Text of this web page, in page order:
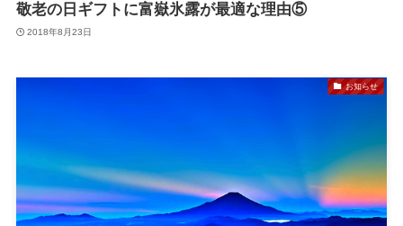
敬老の日ギフトに富嶽氷露が最適な理由⑤
2018年8月23日
お知らせ